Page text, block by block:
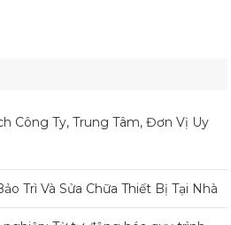
Công Ty, Trung Tâm, Đơn Vị Uy
Trì Và Sửa Chữa Thiết Bị Tại Nhà